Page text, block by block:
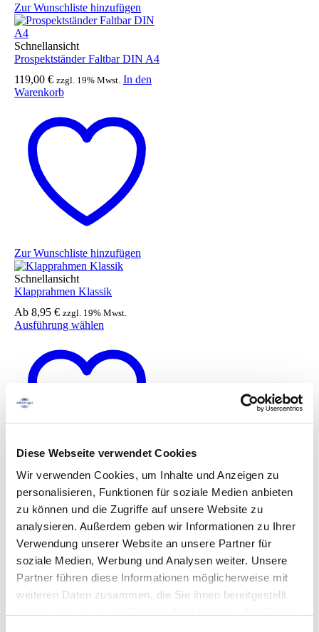
Diese Webseite verwendet Cookies
Wir verwenden Cookies, um Inhalte und Anzeigen zu
personalisieren, Funktionen für soziale Medien anbieten
zu können und die Zugriffe auf unsere Website zu
analysieren. Außerdem geben wir Informationen zu Ihrer
Verwendung unserer Website an unsere Partner für
soziale Medien, Werbung und Analysen weiter. Unsere
Partner führen diese Informationen möglicherweise mit
weiteren Daten zusammen, die Sie ihnen bereitgestellt
Zur Wunschliste hinzufügen
Schnellansicht
Prospektständer Faltbar DIN A4
119,00 € zzgl. 19% Mwst. In den
Warenkorb
Zur Wunschliste hinzufügen
Schnellansicht
Klapprahmen Klassik
Ab 8,95 € zzgl. 19% Mwst.
Ausführung wählen
weist
mehrere
Varianten
können
der
gewählt
werden
Zur Wunschliste hinzufügen
Schnellansicht
Prospektständer ZickZack mit
Top-Schild
zzgl. 19% Mwst.
In den
Warenkorb